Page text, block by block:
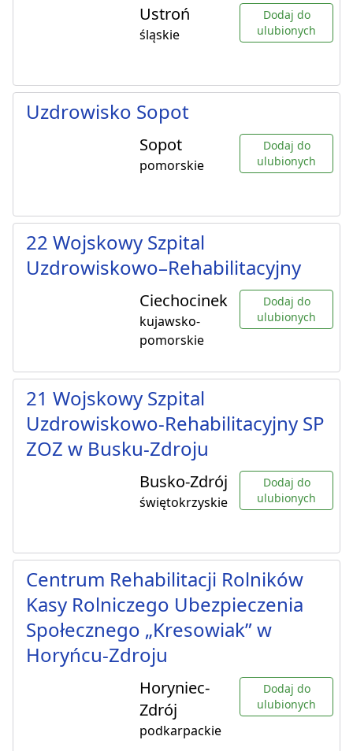
Ustroń
śląskie
Dodaj do
ulubionych
Uzdrowisko Sopot
Sopot
pomorskie
Dodaj do
ulubionych
22 Wojskowy Szpital
Uzdrowiskowo–Rehabilitacyjny
Ciechocinek
kujawsko-
pomorskie
Dodaj do
ulubionych
21 Wojskowy Szpital
Uzdrowiskowo-Rehabilitacyjny SP
ZOZ w Busku-Zdroju
Busko-Zdrój
świętokrzyskie
Dodaj do
ulubionych
Centrum Rehabilitacji Rolników
Kasy Rolniczego Ubezpieczenia
Społecznego „Kresowiak” w
Horyńcu-Zdroju
Horyniec-
Zdrój
podkarpackie
Dodaj do
ulubionych